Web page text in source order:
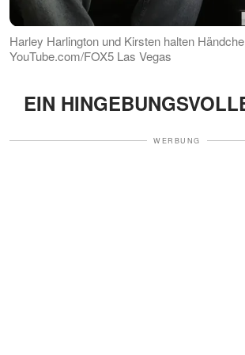
Harley Harlington und Kirsten halten
YouTube.com/FOX5 Las Vegas
EIN
WERBUNG